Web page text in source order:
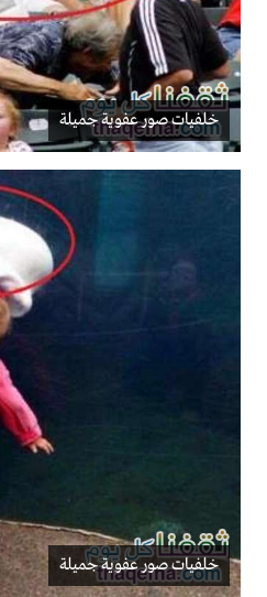
خلفيات صور عفوية جميلة
خلفيات صور عفوية جميلة